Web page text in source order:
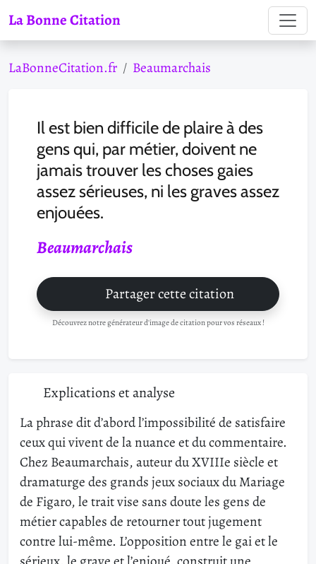
La Bonne Citation
LaBonneCitation.fr Beaumarchais
Il est bien difficile de plaire à des
gens qui, par métier, doivent ne
jamais trouver les choses gaies
assez sérieuses, ni les graves assez
enjouées.
Beaumarchais
Partager cette citation
Découvrez notre générateur d'image de citation pour vos réseaux !
Explications et analyse
La phrase dit d’abord l’impossibilité de satisfaire
ceux qui vivent de la nuance et du commentaire.
Chez Beaumarchais, auteur du XVIIIe siècle et
dramaturge des grands jeux sociaux du Mariage
de Figaro, le trait vise sans doute les gens de
métier capables de retourner tout jugement
contre lui-même. L’opposition entre le gai et le